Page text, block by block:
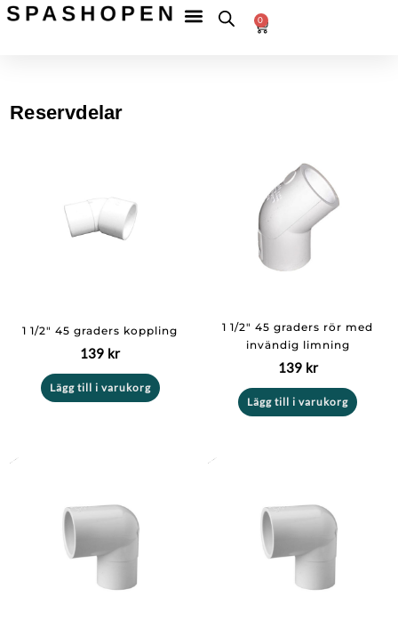
Hoppa
till
Betala
Fri
frakt
till
0
Varukorg
Reservdelar
1 1/2″ 45 graders koppling
139 kr
Lägg till i varukorg
1 1/2″ 45 graders rör med
invändig limning
139 kr
Lägg till i varukorg